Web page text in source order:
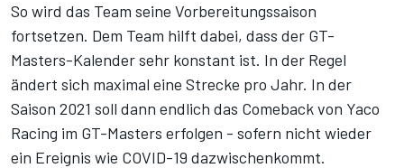
So wird das Team seine Vorbereitungssaison
fortsetzen. Dem Team hilft dabei, dass der GT-
Masters-Kalender sehr konstant ist. In der Regel
ändert sich maximal eine Strecke pro Jahr. In der
Saison 2021 soll dann endlich das Comeback von Yaco
Racing im GT-Masters erfolgen - sofern nicht wieder
ein Ereignis wie COVID-19 dazwischenkommt.